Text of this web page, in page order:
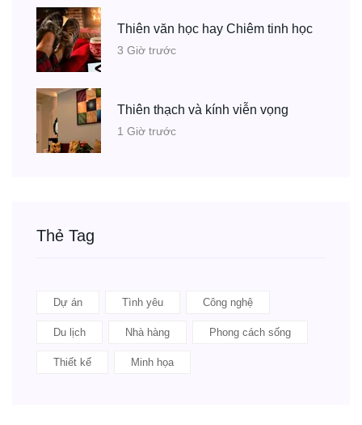
Thiên văn học hay Chiêm tinh học
3 Giờ trước
Thiên thạch và kính viễn vọng
1 Giờ trước
Thẻ Tag
Dự án Tình yêu Công nghệ
Du lịch Nhà hàng Phong cách sống
Thiết kế Minh họa